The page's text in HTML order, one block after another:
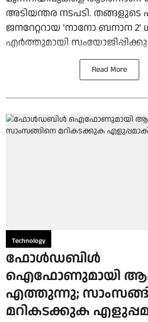
അടിയന്തര നടപടി.
ജനറേറ്ററായ 'നാനോ ബനാന 2'
എര്‍ത്തുമായി സംയോജിപ്പിക്കു
Read More
Technology
ഫോൾഡബിൾ
ഐഫോണുമായി
എത്തുന്നു;
മറികടക്കുക